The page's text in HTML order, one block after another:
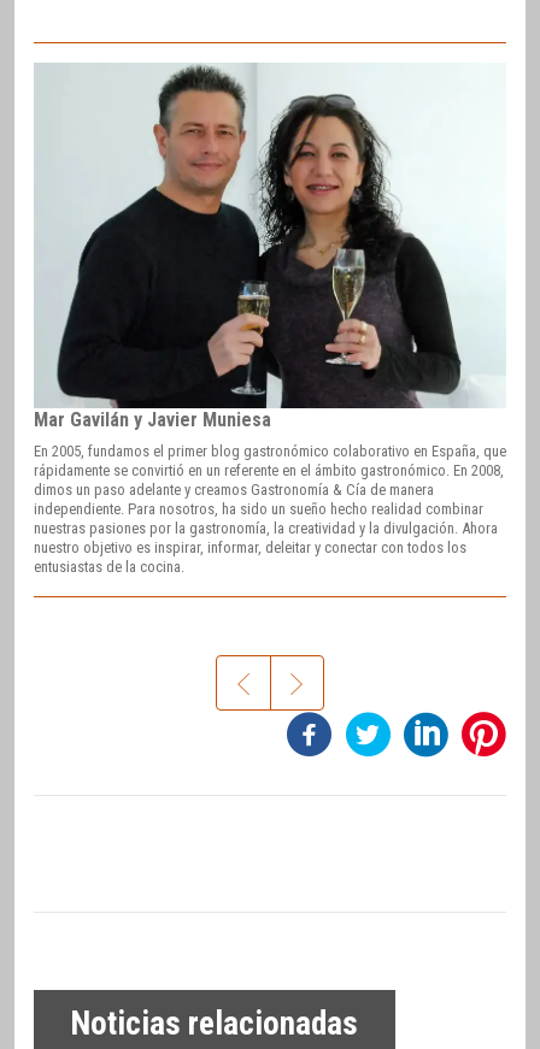
Mar Gavilán y Javier Muniesa
En 2005, fundamos el primer blog gastronómico colaborativo en España, que
rápidamente se convirtió en un referente en el ámbito gastronómico. En 2008,
dimos un paso adelante y creamos Gastronomía & Cía de manera
independiente. Para nosotros, ha sido un sueño hecho realidad combinar
nuestras pasiones por la gastronomía, la creatividad y la divulgación. Ahora
nuestro objetivo es inspirar, informar, deleitar y conectar con todos los
entusiastas de la cocina.
Noticias relacionadas